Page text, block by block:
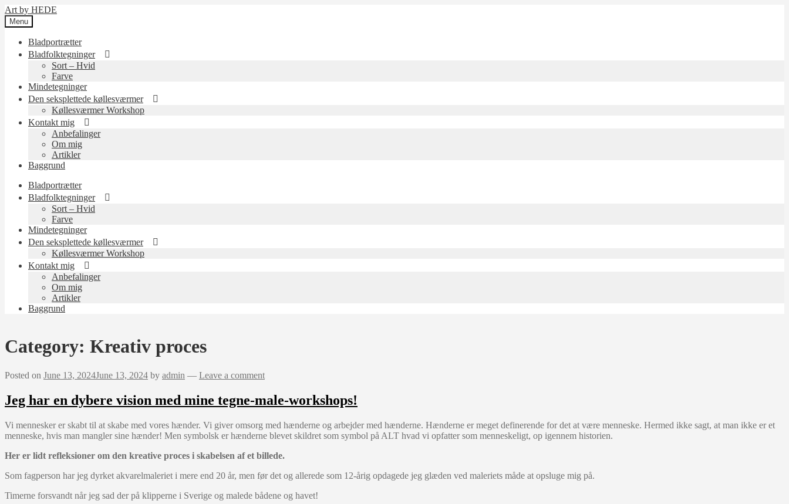
Skip
to
navigation
Skip
to
content
Art by HEDE
Menu
Bladportrætter
Bladfolktegninger
Sort – Hvid
Farve
Mindetegninger
Den seksplettede køllesværmer
Køllesværmer Workshop
Kontakt mig
Anbefalinger
Om mig
Artikler
Baggrund
Bladportrætter
Bladfolktegninger
Sort – Hvid
Farve
Mindetegninger
Den seksplettede køllesværmer
Køllesværmer Workshop
Kontakt mig
Anbefalinger
Om mig
Artikler
Baggrund
Category: Kreativ proces
Posted on June 13, 2024June 13, 2024 by admin — Leave a comment
Jeg har en dybere vision med mine tegne-male-workshops!
Vi mennesker er skabt til at skabe med vores hænder. Vi giver omsorg med hænderne og arbejder med hænderne. Hænderne er meget definerende for det at være menneske. Hermed ikke sagt, at man ikke er et
menneske, hvis man mangler sine hænder! Men symbolsk er hænderne blevet skildret som symbol på ALT hvad vi opfatter som menneskeligt, op igennem historien.
Her er lidt refleksioner om den kreative proces i skabelsen af et billede.
Som fagperson har jeg dyrket akvarelmaleriet i mere end 20 år, men før det og allerede som 12-årig opdagede jeg glæden ved maleriets måde at opsluge mig på.
Timerne forsvandt når jeg sad der på klipperne i Sverige og malede bådene og havet!